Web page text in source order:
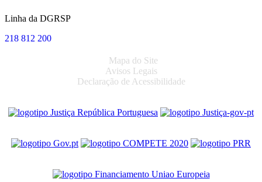
Linha da DGRSP
218 812 200
Mapa do Site
Avisos Legais
Declaração de Acessibilidade